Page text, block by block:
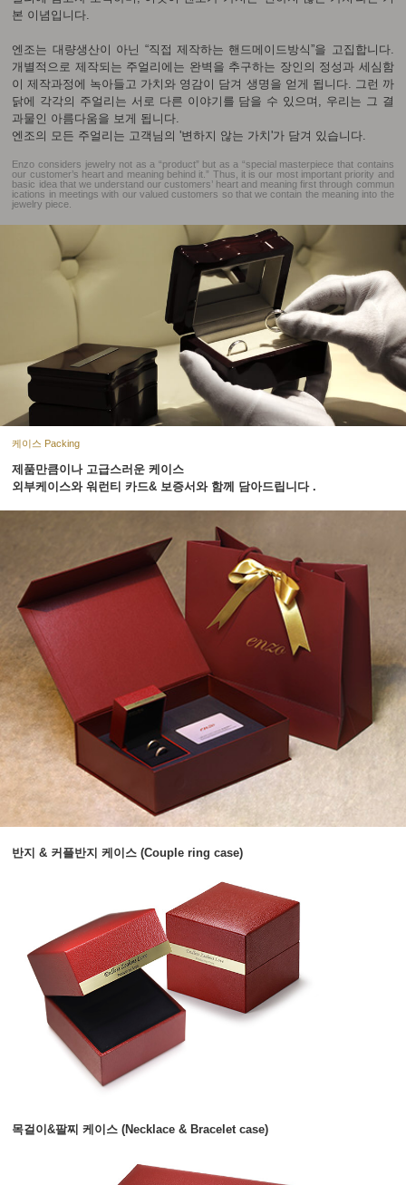
본 이념입니다.
엔조는 대량생산이 아닌 “직접 제작하는 핸드메이드방식”을 고집합니다.
개별적으로 제작되는 주얼리에는 완벽을 추구하는 장인의 정성과 세심함
이 제작과정에 녹아들고 가치와 영감이 담겨 생명을 얻게 됩니다. 그런 까
닭에 각각의 주얼리는 서로 다른 이야기를 담을 수 있으며, 우리는 그 결
과물인 아름다움을 보게 됩니다.
엔조의 모든 주얼리는 고객님의 '변하지 않는 가치'가 담겨 있습니다.
Enzo considers jewelry not as a “product” but as a “special masterpiece that contains
our customer’s heart and meaning behind it.” Thus, it is our most important priority and
basic idea that we understand our customers’ heart and meaning first through commun
ications in meetings with our valued customers so that we contain the meaning into the
jewelry piece.
케이스 Packing
제품만큼이나 고급스러운 케이스
외부케이스와 워런티 카드& 보증서와 함께 담아드립니다 .
반지 & 커플반지 케이스 (Couple ring case)
목걸이&팔찌 케이스 (Necklace & Bracelet case)